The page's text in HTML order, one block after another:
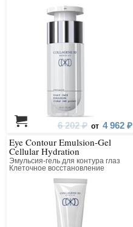
6 202 ₽ от 4 962 ₽
Eye Contour Emulsion-Gel
Cellular Hydration
Эмульсия-гель для контура глаз
Клеточное восстановление